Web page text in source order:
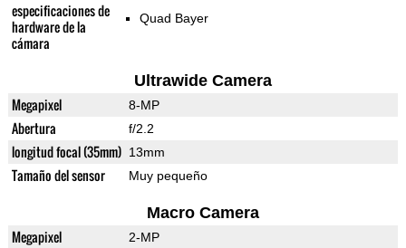
especificaciones de
hardware de la
cámara
Quad Bayer
Ultrawide Camera
Megapixel 8-MP
Abertura f/2.2
longitud focal (35mm) 13mm
Tamaño del sensor Muy pequeño
Macro Camera
Megapixel 2-MP